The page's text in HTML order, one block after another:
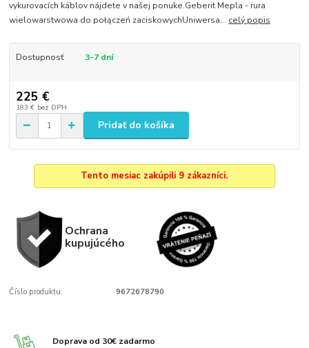
vykurovacích káblov nájdete v našej ponuke.Geberit Mepla - rura
wielowarstwowa do połączeń zaciskowychUniwersa... celý popis
Dostupnosť 3-7 dní
225 €
183 € bez DPH
Pridať do košíka
Tento mesiac zakúpili 9 zákazníci.
Ochrana
kupujúcého
Číslo produktu: 9672678790
Doprava od 30€ zadarmo